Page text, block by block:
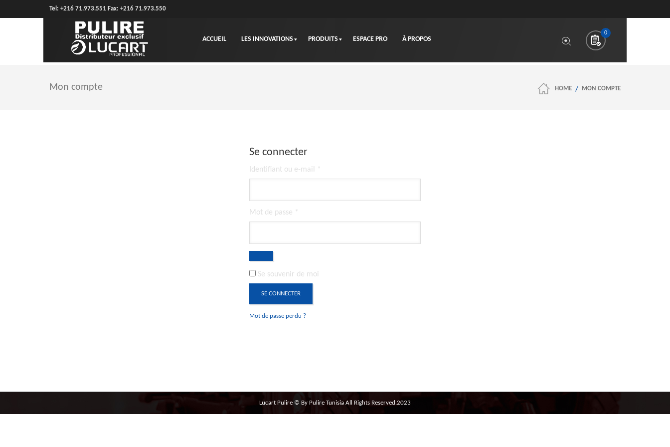
Tel: +216 71.973.551 Fax: +216 71.973.550
0
ACCUEIL LES INNOVATIONS PRODUITS ESPACE PRO À PROPOS
Mon compte HOME MON COMPTE
Se connecter
Identifiant ou e-mail *
Mot de passe *
Se souvenir de moi
SE CONNECTER
Mot de passe perdu ?
Lucart Pulire © By Pulire Tunisia All Rights Reserved.2023